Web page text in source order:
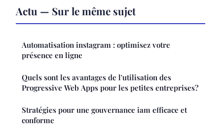
Actu — Sur le même sujet
Automatisation instagram : optimisez votre
présence en ligne
Quels sont les avantages de l'utilisation des
Progressive Web Apps pour les petites entreprises?
Stratégies pour une gouvernance iam efficace et
conforme